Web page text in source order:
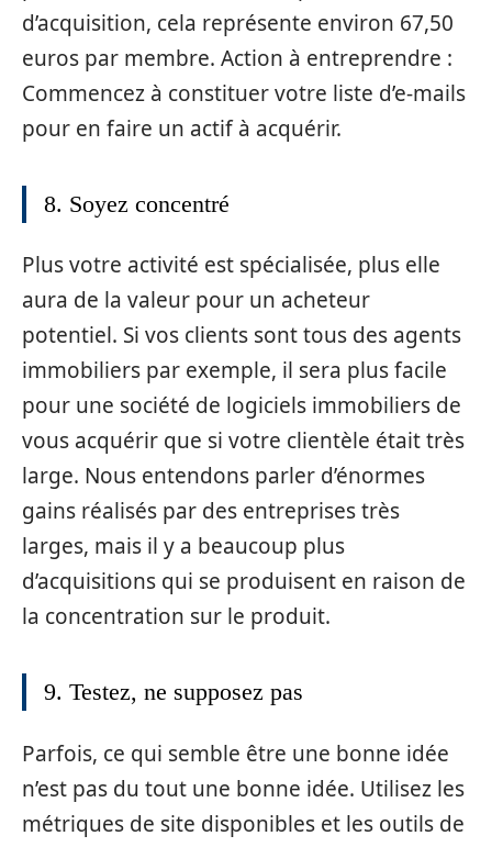
d’acquisition, cela représente environ 67,50
euros par membre. Action à entreprendre :
Commencez à constituer votre liste d’e-mails
pour en faire un actif à acquérir.
8. Soyez concentré
Plus votre activité est spécialisée, plus elle
aura de la valeur pour un acheteur
potentiel. Si vos clients sont tous des agents
immobiliers par exemple, il sera plus facile
pour une société de logiciels immobiliers de
vous acquérir que si votre clientèle était très
large. Nous entendons parler d’énormes
gains réalisés par des entreprises très
larges, mais il y a beaucoup plus
d’acquisitions qui se produisent en raison de
la concentration sur le produit.
9. Testez, ne supposez pas
Parfois, ce qui semble être une bonne idée
n’est pas du tout une bonne idée. Utilisez les
métriques de site disponibles et les outils de